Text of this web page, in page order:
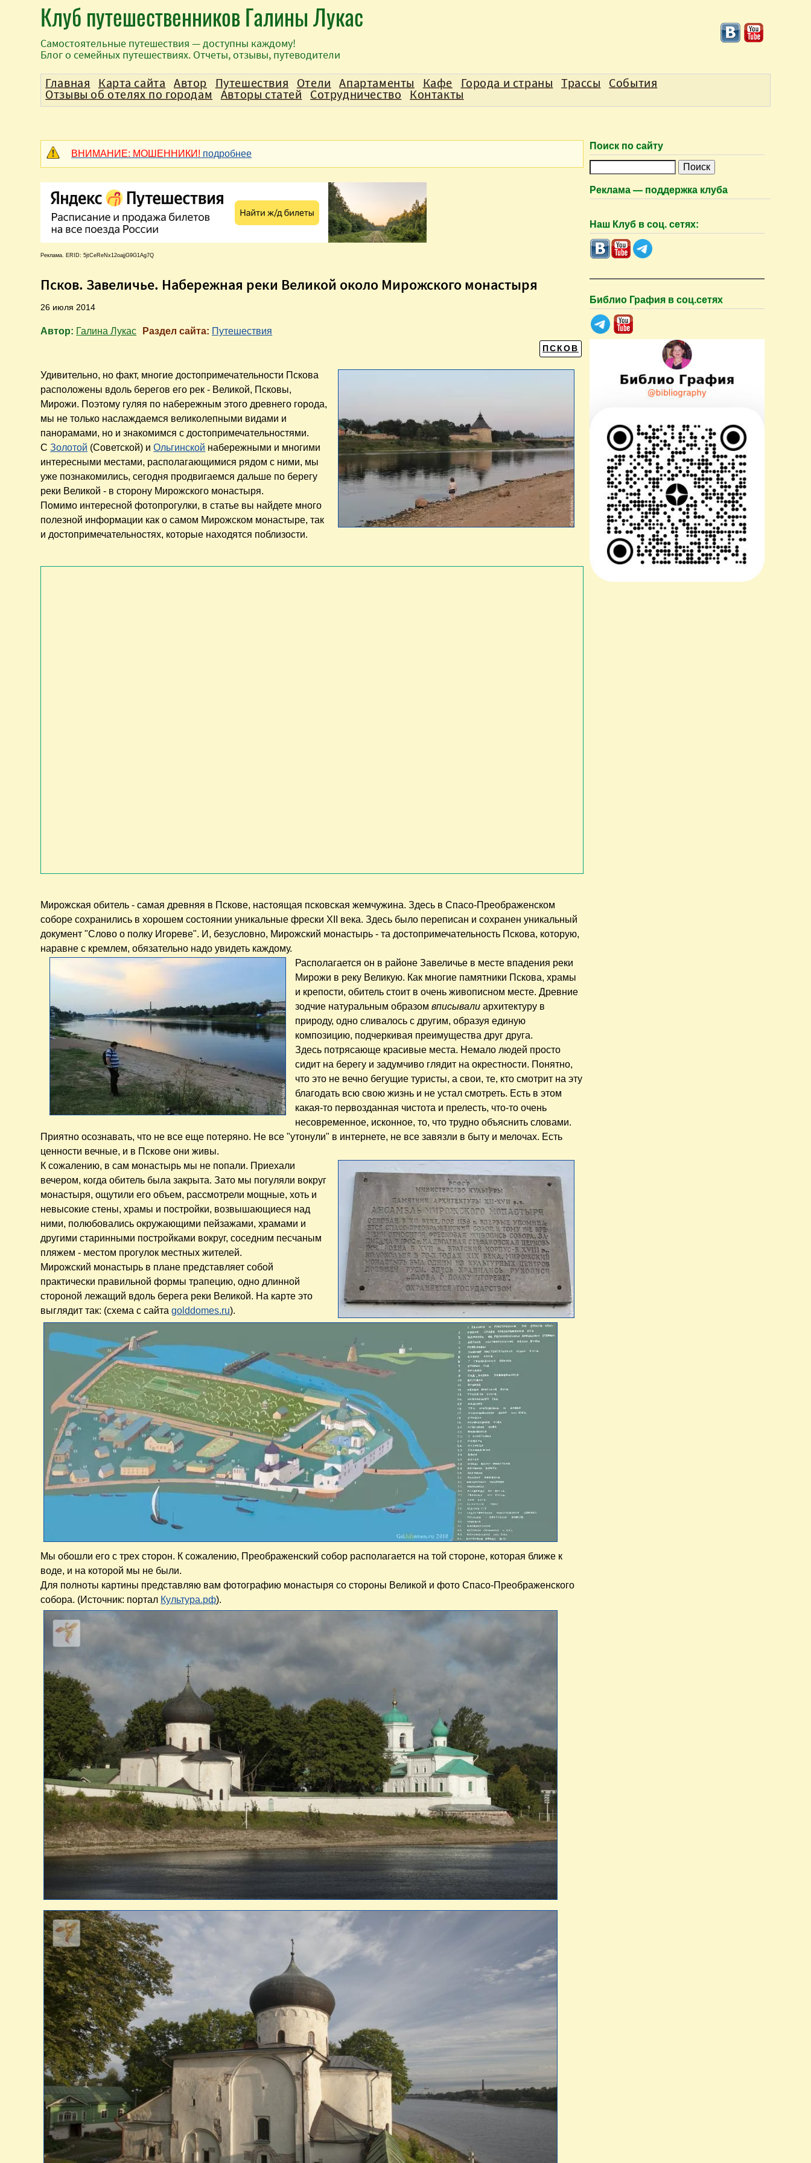
Клуб путешественников Галины Лукас
Самостоятельные путешествия — доступны каждому!
Блог о семейных путешествиях. Отчеты, отзывы, путеводители
ВНИМАНИЕ: МОШЕННИКИ! подробнее
Реклама. ERID: 5jtCeReNx12oajjG9G1Ag7Q
Псков. Завеличье. Набережная реки Великой около Мирожского монастыря
26 июля 2014
Автор: Галина Лукас Раздел сайта: Путешествия
ПСКОВ
Удивительно, но факт, многие достопримечательности Пскова
расположены вдоль берегов его рек - Великой, Псковы,
Мирожи. Поэтому гуляя по набережным этого древнего города,
мы не только наслаждаемся великолепными видами и
панорамами, но и знакомимся с достопримечательностями.
СЗолотой (Советской) иОльгинской набережными и многими
интересными местами, располагающимися рядом с ними, мы
уже познакомились, сегодня продвигаемся дальше по берегу
реки Великой - в сторону Мирожского монастыря.
Помимо интересной фотопрогулки, в статье вы найдете много
полезной информации как о самом Мирожском монастыре, так
и достопримечательностях, которые находятся поблизости.
Мирожская обитель - самая древняя в Пскове, настоящая псковская жемчужина. Здесь в Спасо-Преображенском
соборе сохранились в хорошем состоянии уникальные фрески XII века. Здесь было переписан и сохранен уникальный
документ "Слово о полку Игореве". И, безусловно, Мирожский монастырь - та достопримечательность Пскова, которую,
наравне с кремлем, обязательно надо увидеть каждому.
Располагается он в районе Завеличье в месте впадения реки
Мирожи в реку Великую. Как многие памятники Пскова, храмы
и крепости, обитель стоит в очень живописном месте. Древние
зодчие натуральным образомвписывали архитектуру в
природу, одно сливалось с другим, образуя единую
композицию, подчеркивая преимущества друг друга.
Здесь потрясающе красивые места. Немало людей просто
сидит на берегу и задумчиво глядит на окрестности. Понятно,
что это не вечно бегущие туристы, а свои, те, кто смотрит на эту
благодать всю свою жизнь и не устал смотреть. Есть в этом
какая-то первозданная чистота и прелесть, что-то очень
несовременное, исконное, то, что трудно объяснить словами.
Приятно осознавать, что не все еще потеряно. Не все "утонули" в интернете, не все завязли в быту и мелочах. Есть
ценности вечные, и в Пскове они живы.
К сожалению, в сам монастырь мы не попали. Приехали
вечером, когда обитель была закрыта. Зато мы погуляли вокруг
монастыря, ощутили его объем, рассмотрели мощные, хоть и
невысокие стены, храмы и постройки, возвышающиеся над
ними, полюбовались окружающими пейзажами, храмами и
другими старинными постройками вокруг, соседним песчаным
пляжем - местом прогулок местных жителей.
Мирожский монастырь в плане представляет собой
практически правильной формы трапецию, одно длинной
стороной лежащий вдоль берега реки Великой. На карте это
выглядит так: (схема с сайтаgolddomes.ru).
Мы обошли его с трех сторон. К сожалению, Преображенский собор располагается на той стороне, которая ближе к
воде, и на которой мы не были.
Для полноты картины представляю вам фотографию монастыря со стороны Великой и фото Спасо-Преображенского
собора. (Источник: портал Культура.рф).
Главная Карта сайта Автор Путешествия Отели Апартаменты Кафе Города и страны Трассы События
Отзывы об отелях по городам Авторы статей Сотрудничество Контакты
Поиск по сайту
и
к
Реклама — поддержка клуба
Наш Клуб в соц. сетях:
Библио Графия в соц.сетях